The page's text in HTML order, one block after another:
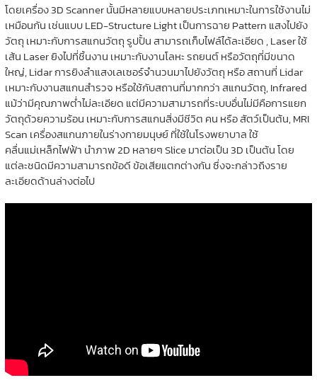
โดยเครื่อง 3D Scanner นั้นมีหลายแบบหลายประเภทเหมาะในการใช้งานไม่
เหมือนกัน เช่นแบบ LED-Structure Light เป็นการฉาย Pattern แสงไปยัง
วัตถุ เหมาะกับการสแกนวัตถุ รูปปั้น สามารถเก็บไฟล์ได้ละเอียด , Laser ใช้
เส้น Laser ยิงไปที่ชิ้นงาน เหมาะกับงานโลหะ รถยนต์ หรือวัตถุที่มีขนาด
ใหญ่, Lidar การยิงลำแสงเลเซอร์จำนวนมาไปยังวัตถุ หรือ สถานที่ Lidar
เหมาะกับงานสแกนสำรวจ หรือใช้กับสถานที่มากกว่า สแกนวัตถุ, Infrared
แม้ว่ามีคุณภาพต่ำไม่ละเอียด แต่มีความสามารถที่ระบบอื่นไม่มีคือการแยก
วัตถุด้วยความร้อน เหมาะกับการสแกนสิ่งมีชีวิต คน หรือ สัตว์เป็นต้น, MRI
Scan เครื่องสแกนภายในร่างกายมนุษย์ ที่ใช้ในโรงพยาบาล ใช้
คลื่นแม่เหล็กไฟฟ้า นำภาพ 2D หลายๆ Slice มาต่อเป็น 3D เป็นต้น โดย
แต่ละชนิดมีความสามารถข้อดี ข้อเสียแตกต่างกัน ซึ่งจะกล่าวถึงราย
ละเอียดด้านล่างต่อไป